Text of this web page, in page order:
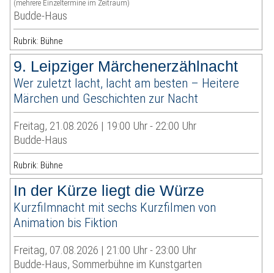
(mehrere Einzeltermine im Zeitraum)
Budde-Haus
Rubrik: Bühne
9. Leipziger Märchenerzählnacht
Wer zuletzt lacht, lacht am besten – Heitere
Märchen und Geschichten zur Nacht
Freitag, 21.08.2026 | 19:00 Uhr - 22:00 Uhr
Budde-Haus
Rubrik: Bühne
In der Kürze liegt die Würze
Kurzfilmnacht mit sechs Kurzfilmen von
Animation bis Fiktion
Freitag, 07.08.2026 | 21:00 Uhr - 23:00 Uhr
Budde-Haus, Sommerbühne im Kunstgarten